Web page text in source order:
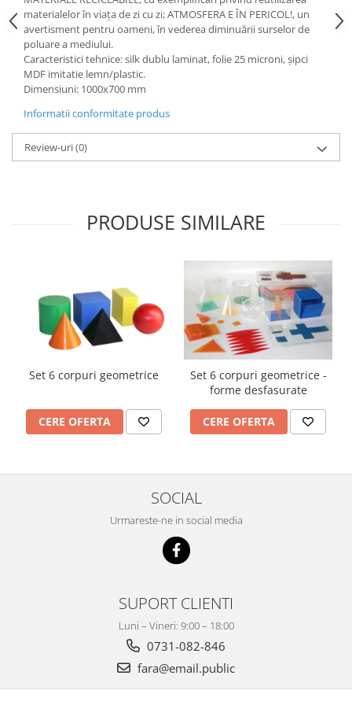
Accesorii
Panouri Afisare
Table magnetice din sticla
materialelor în viața de zi cu zi; ATMOSFERA E ÎN PERICOL!, un
avertisment pentru oameni, în vederea diminuării surselor de
poluare a mediului.
Caracteristici tehnice: silk dublu laminat, folie 25 microni, şipci
MDF imitatie lemn/plastic.
Dimensiuni: 1000x700 mm
Informatii conformitate produs
Review-uri(0)
PRODUSE SIMILARE
Set 6 corpuri geometrice
CERE OFERTA
Set 6 corpuri geometrice -
forme desfasurate
CERE OFERTA
SOCIAL
Urmareste-ne in social media
SUPORT CLIENTI
Luni – Vineri: 9:00 – 18:00
0731-082-846
fara@email.public